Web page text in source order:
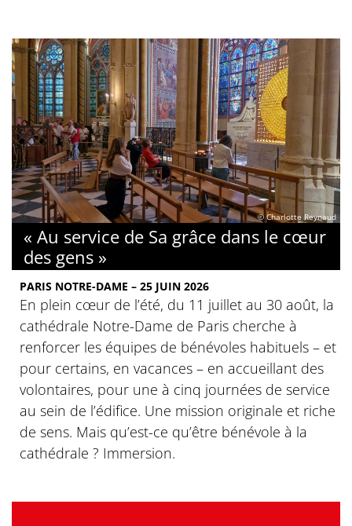
© Charlotte Reynaud
« Au service de Sa grâce dans le cœur
des gens »
PARIS NOTRE-DAME – 25 JUIN 2026
En plein cœur de l’été, du 11 juillet au 30 août, la
cathédrale Notre-Dame de Paris cherche à
renforcer les équipes de bénévoles habituels – et
pour certains, en vacances – en accueillant des
volontaires, pour une à cinq journées de service
au sein de l’édifice. Une mission originale et riche
de sens. Mais qu’est-ce qu’être bénévole à la
cathédrale ? Immersion.